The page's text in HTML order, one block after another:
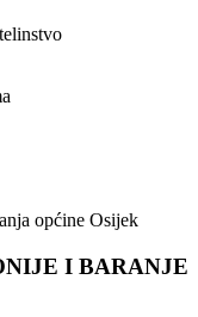
općine Osijek
I BARANJE